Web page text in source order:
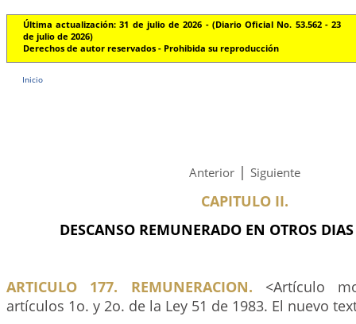
Última actualización: 31 de julio de 2026 - (Diario Oficial No. 53.562 - 23
de julio de 2026)
Derechos de autor reservados - Prohibida su reproducción
Inicio
Anterior | Siguiente
CAPITULO II.
DESCANSO REMUNERADO EN OTROS
ARTICULO 177. REMUNERACION. <Artículo
artículos 1o. y 2o. de la Ley 51 de 1983. El nuevo